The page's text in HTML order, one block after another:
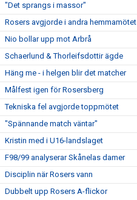
"Det sprangs i massor"
Rosers avgjorde i andra hemmamötet
Nio bollar upp mot Arbrå
Schaerlund & Thorleifsdottir ägde
Häng me - i helgen blir det matcher
Målfest igen för Rosersberg
Tekniska fel avgjorde toppmötet
"Spännande match väntar"
Kristin med i U16-landslaget
F98/99 analyserar Skånelas damer
Disciplin när Rosers vann
Dubbelt upp Rosers A-flickor